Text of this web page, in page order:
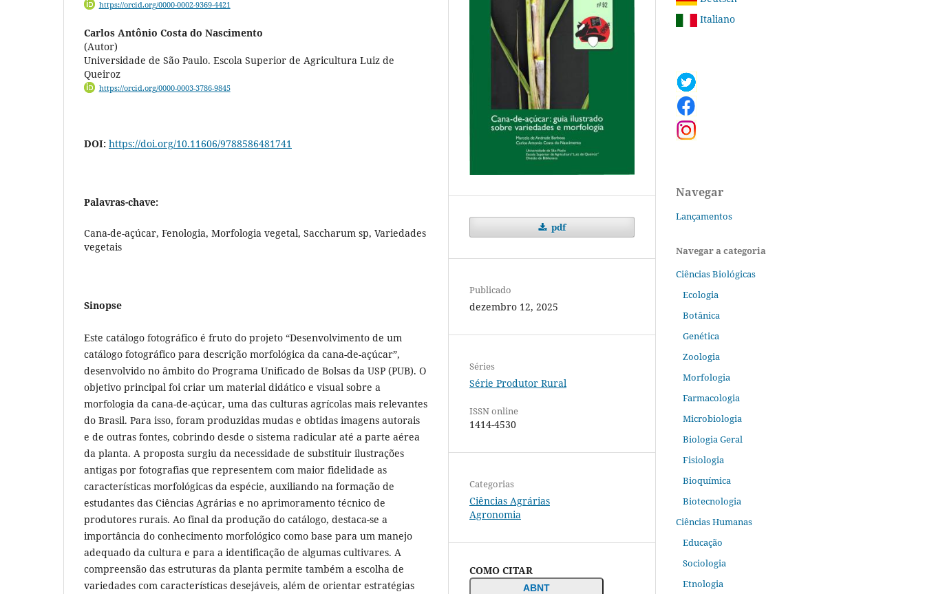
https://orcid.org/0000-0002-9369-4421
Carlos Antônio Costa do Nascimento
(Autor)
Universidade de São Paulo. Escola Superior de Agricultura Luiz de
Queiroz
https://orcid.org/0000-0003-3786-9845
DOI: https://doi.org/10.11606/9788586481741
Palavras-chave:
Cana-de-açúcar, Fenologia, Morfologia vegetal, Saccharum sp, Variedades
vegetais
Sinopse
Este catálogo fotográfico é fruto do projeto “Desenvolvimento de um
catálogo fotográfico para descrição morfológica da cana-de-açúcar”,
desenvolvido no âmbito do Programa Unificado de Bolsas da USP (PUB). O
objetivo principal foi criar um material didático e visual sobre a
morfologia da cana-de-açúcar, uma das culturas agrícolas mais relevantes
do Brasil. Para isso, foram produzidas mudas e obtidas imagens autorais
e de outras fontes, cobrindo desde o sistema radicular até a parte aérea
da planta. A proposta surgiu da necessidade de substituir ilustrações
antigas por fotografias que representem com maior fidelidade as
características morfológicas da espécie, auxiliando na formação de
estudantes das Ciências Agrárias e no aprimoramento técnico de
produtores rurais. Ao final da produção do catálogo, destaca-se a
importância do conhecimento morfológico como base para um manejo
adequado da cultura e para a identificação de algumas cultivares. A
compreensão das estruturas da planta permite também a escolha de
variedades com características desejáveis, além de orientar estratégias
pdf
Publicado
dezembro 12, 2025
Séries
Série Produtor Rural
ISSN online
1414-4530
Categorias
Ciências Agrárias
Agronomia
COMO CITAR
ABNT
Italiano
Navegar
Lançamentos
Navegar a categoria
Ciências Biológicas
Ecologia
Botânica
Genética
Zoologia
Morfologia
Farmacologia
Microbiologia
Biologia Geral
Fisiologia
Bioquímica
Biotecnologia
Ciências Humanas
Educação
Sociologia
Etnologia